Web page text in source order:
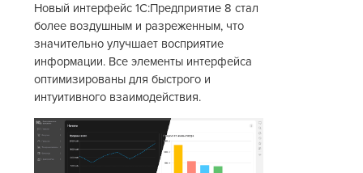
Новый интерфейс 1С:Предприятие 8 стал
более воздушным и разреженным, что
значительно улучшает восприятие
информации. Все элементы интерфейса
оптимизированы для быстрого и
интуитивного взаимодействия.